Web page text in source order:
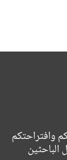
وافتراحتكم